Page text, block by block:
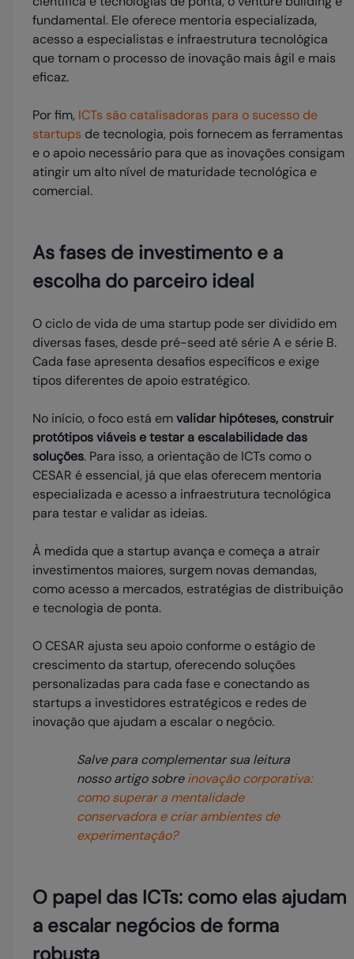
fundamental. Ele oferece mentoria especializada,
acesso a especialistas e infraestrutura tecnológica
que tornam o processo de inovação mais ágil e mais
eficaz.
Por fim, ICTs são catalisadoras para o sucesso de
startups de tecnologia, pois fornecem as ferramentas
e o apoio necessário para que as inovações consigam
atingir um alto nível de maturidade tecnológica e
comercial.
As fases de investimento e a
escolha do parceiro ideal
O ciclo de vida de uma startup pode ser dividido em
diversas fases, desde pré-seed até série A e série B.
Cada fase apresenta desafios específicos e exige
tipos diferentes de apoio estratégico.
No início, o foco está emvalidar hipóteses, construir
protótipos viáveis e testar a escalabilidade das
soluções. Para isso, a orientação de ICTs como o
CESAR é essencial, já que elas oferecem mentoria
especializada e acesso a infraestrutura tecnológica
para testar e validar as ideias.
À medida que a startup avança e começa a atrair
investimentos maiores, surgem novas demandas,
como acesso a mercados, estratégias de distribuição
e tecnologia de ponta.
O CESAR ajusta seu apoio conforme o estágio de
crescimento da startup, oferecendo soluções
personalizadas para cada fase e conectando as
startups a investidores estratégicos e redes de
inovação que ajudam a escalar o negócio.
Salve para complementar sua leitura
nosso artigo sobreinovação corporativa:
como superar a mentalidade
conservadora e criar ambientes de
experimentação?
O papel das ICTs: como elas ajudam
a escalar negócios de forma
robusta